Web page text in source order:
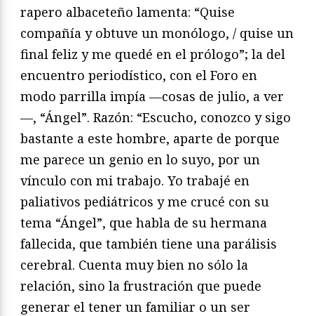
rapero albaceteño lamenta: “Quise
compañía y obtuve un monólogo, / quise un
final feliz y me quedé en el prólogo”; la del
encuentro periodístico, con el Foro en
modo parrilla impía —cosas de julio, a ver
—, “Ángel”. Razón: “Escucho, conozco y sigo
bastante a este hombre, aparte de porque
me parece un genio en lo suyo, por un
vínculo con mi trabajo. Yo trabajé en
paliativos pediátricos y me crucé con su
tema “Ángel”, que habla de su hermana
fallecida, que también tiene una parálisis
cerebral. Cuenta muy bien no sólo la
relación, sino la frustración que puede
generar el tener un familiar o un ser